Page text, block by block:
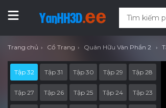
Trang chủ Cổ Trang Quân Hữu Vân Phần 2
Tập 32 Tập 31 Tập 30 Tập 29 Tập 28
Tập 27 Tập 26 Tập 25 Tập 24 Tập 23